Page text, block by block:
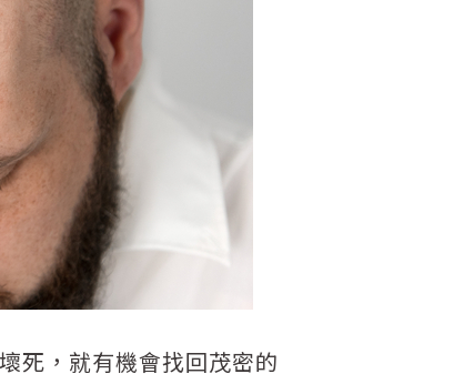
死，就有機會找回茂密的